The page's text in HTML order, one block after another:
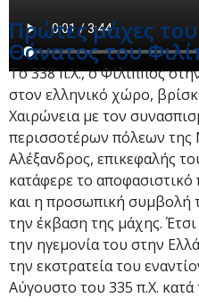
Πρώτες μάχες
Θάνατος του
Το 338 π.Χ., ο Φίλιππος
στον ελληνικό χώρο,
Χαιρώνεια με τον
περισσοτέρων πόλεων της
Αλέξανδρος, επικεφαλής
κατάφερε το
και η προσωπική συμβολή
την έκβαση της μάχης.
την ηγεμονία του στην
την εκστρατεία του
Αύγουστο του 335 π.Χ.